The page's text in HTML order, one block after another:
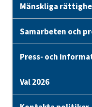
Mänskliga
Samarbeten och
Press- och
Val 2026